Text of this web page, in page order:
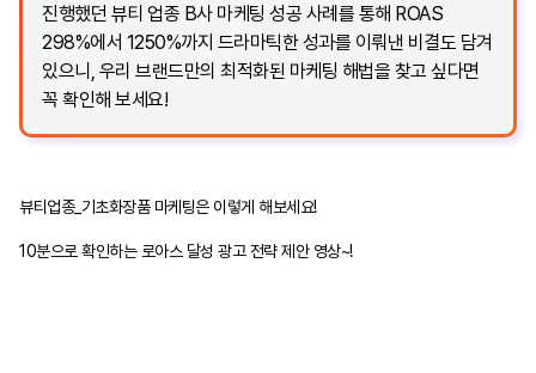
진행했던 뷰티 업종 B사 마케팅 성공 사례를 통해 ROAS
298%에서 1250%까지 드라마틱한 성과를 이뤄낸 비결도 담겨
있으니, 우리 브랜드만의 최적화된 마케팅 해법을 찾고 싶다면
꼭 확인해 보세요!
뷰티업종_기초화장품 마케팅은 이렇게 해보세요!
10분으로 확인하는 로아스 달성 광고 전략 제안 영상~!